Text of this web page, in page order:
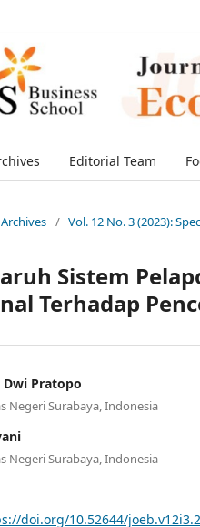
Editorial Team
Archives / Vol. 12 No. 3 (2023):
Sistem
Terhadap
Dwi Pratopo
Negeri Surabaya, Indonesia
Negeri Surabaya, Indonesia
doi.org/10.52644/